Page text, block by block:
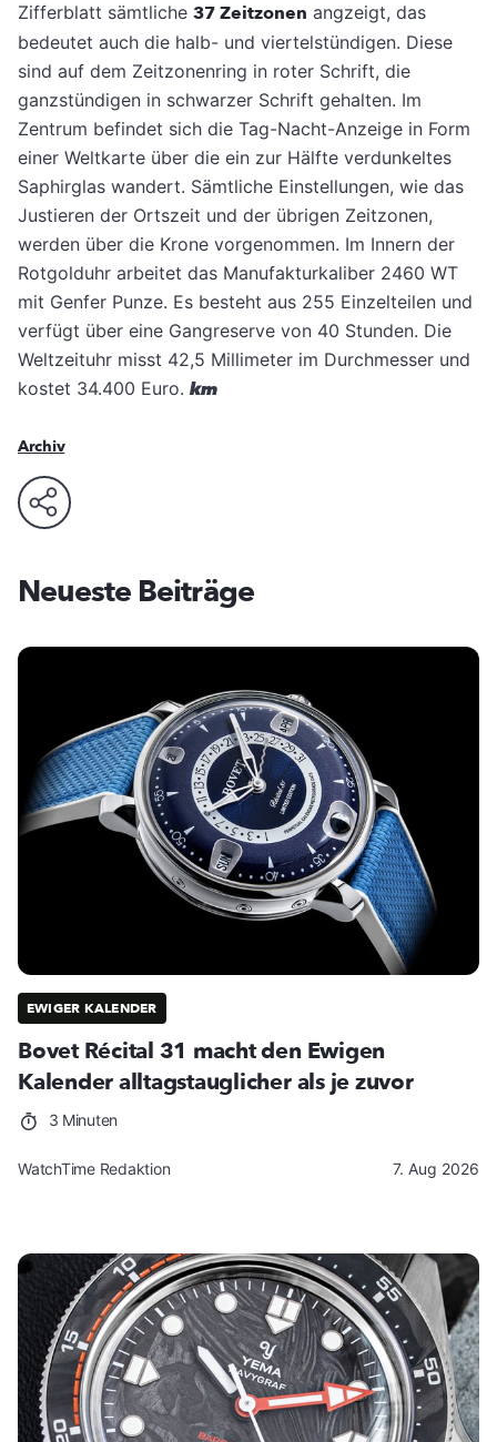
Zifferblatt sämtliche 37 Zeitzonen angzeigt, das
bedeutet auch die halb- und viertelstündigen. Diese
sind auf dem Zeitzonenring in roter Schrift, die
ganzstündigen in schwarzer Schrift gehalten. Im
Zentrum befindet sich die Tag-Nacht-Anzeige in Form
einer Weltkarte über die ein zur Hälfte verdunkeltes
Saphirglas wandert. Sämtliche Einstellungen, wie das
Justieren der Ortszeit und der übrigen Zeitzonen,
werden über die Krone vorgenommen. Im Innern der
Rotgolduhr arbeitet das Manufakturkaliber 2460 WT
mit Genfer Punze. Es besteht aus 255 Einzelteilen und
verfügt über eine Gangreserve von 40 Stunden. Die
Weltzeituhr misst 42,5 Millimeter im Durchmesser und
kostet 34.400 Euro. km
Archiv
Neueste Beiträge
EWIGER KALENDER
Bovet Récital 31 macht den Ewigen
Kalender alltagstauglicher als je zuvor
3 Minuten
WatchTime Redaktion 7. Aug 2026